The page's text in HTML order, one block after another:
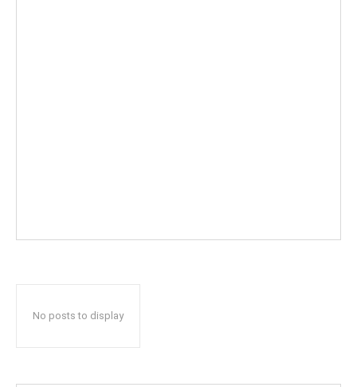
No posts to display